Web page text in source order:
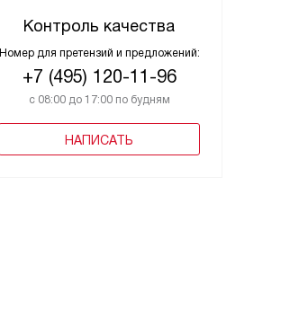
Контроль качества
Номер для претензий и предложений:
+7 (495) 120-11-96
с 08:00 до 17:00 по будням
НАПИСАТЬ